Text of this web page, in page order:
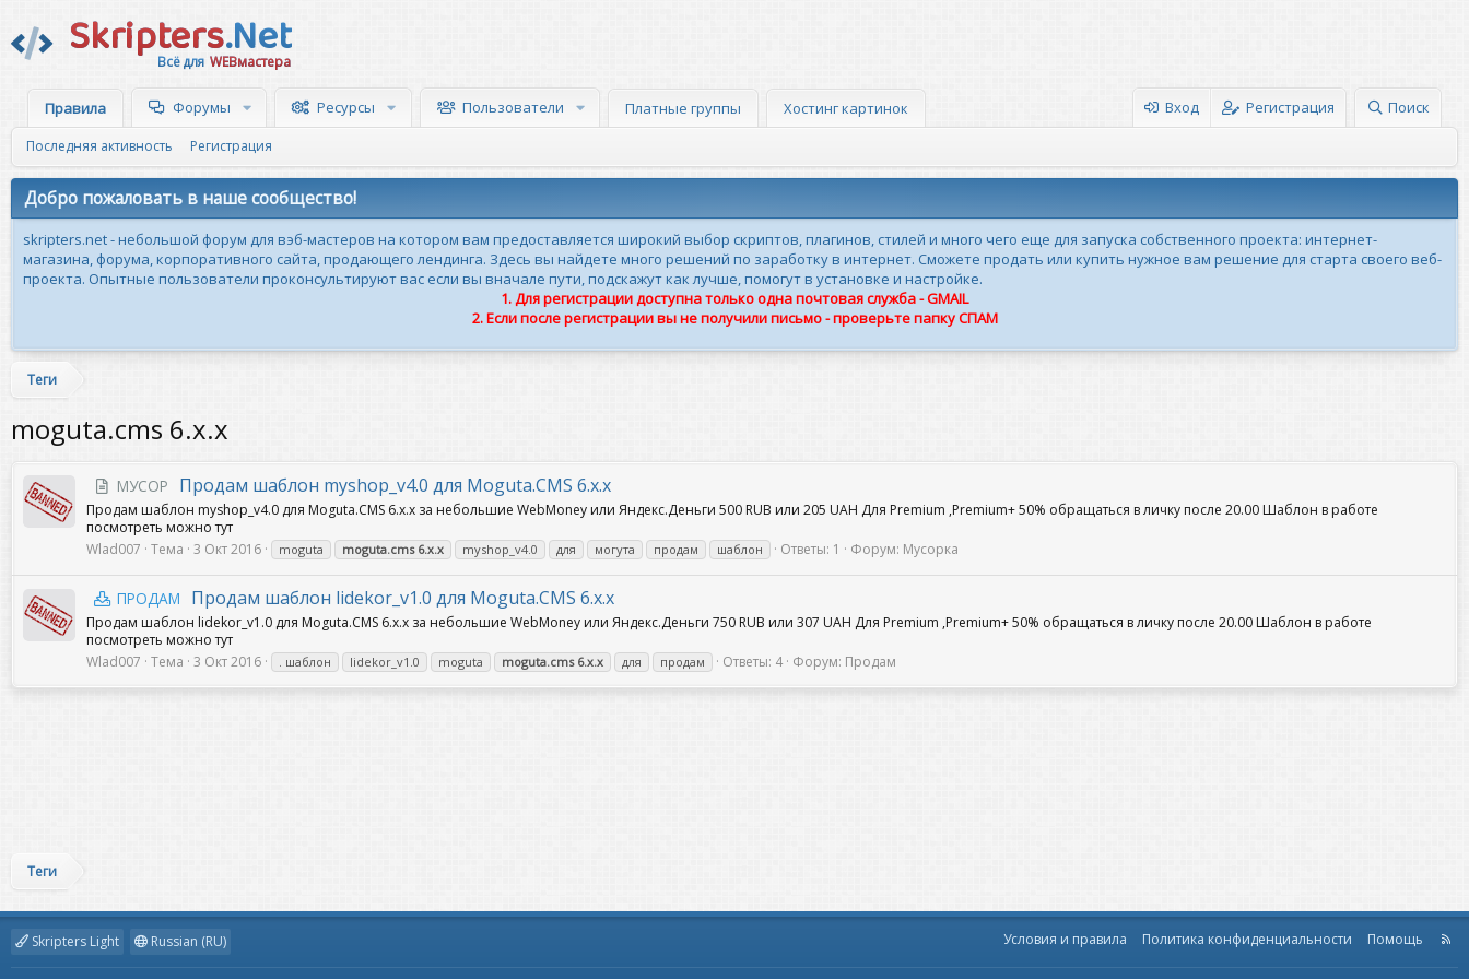
Skripters.Net
Всё для WEBмастера
Правила Форумы Ресурсы Пользователи Платные группы Хостинг картинок Вход Регистрация Поиск
Последняя активность Регистрация
Добро пожаловать в наше сообщество!
skripters.net - небольшой форум для вэб-мастеров на котором вам предоставляется широкий выбор скриптов, плагинов, стилей и много чего еще для запуска собственного проекта: интернет-
магазина, форума, корпоративного сайта, продающего лендинга. Здесь вы найдете много решений по заработку в интернет. Сможете продать или купить нужное вам решение для старта своего веб-
проекта. Опытные пользователи проконсультируют вас если вы вначале пути, подскажут как лучше, помогут в установке и настройке.
1. Для регистрации доступна только одна почтовая служба - GMAIL
2. Если после регистрации вы не получили письмо - проверьте папку СПАМ
Теги
moguta.cms 6.x.x
МУСОР Продам шаблон myshop_v4.0 для Moguta.CMS 6.x.x
Продам шаблон myshop_v4.0 для Moguta.CMS 6.x.x за небольшие WebMoney или Яндекс.Деньги 500 RUB или 205 UAH Для Premium ,Premium+ 50% обращаться в личку после 20.00 Шаблон в работе
посмотреть можно тут
Wlad007 Тема 3 Окт 2016 moguta moguta.cms 6.x.x myshop_v4.0 для могута продам шаблон Ответы: 1 Форум: Мусорка
ПРОДАМ Продам шаблон lidekor_v1.0 для Moguta.CMS 6.x.x
Продам шаблон lidekor_v1.0 для Moguta.CMS 6.x.x за небольшие WebMoney или Яндекс.Деньги 750 RUB или 307 UAH Для Premium ,Premium+ 50% обращаться в личку после 20.00 Шаблон в работе
посмотреть можно тут
Wlad007 Тема 3 Окт 2016 . шаблон lidekor_v1.0 moguta moguta.cms 6.x.x для продам Ответы: 4 Форум: Продам
Теги
Skripters Light Russian (RU) Условия и правила Политика конфиденциальности Помощь
R